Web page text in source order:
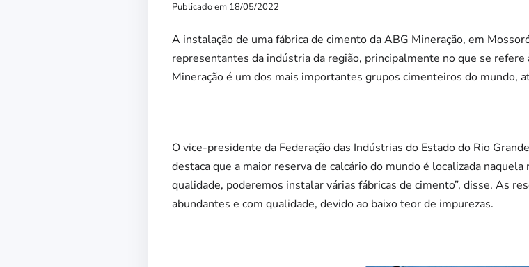
Publicado em 18/05/2022
A instalação de uma fábrica de cimento da ABG Mineração, em
representantes da indústria da região, principalmente no que se
Mineração é um dos mais importantes grupos cimenteiros do mundo,
O vice-presidente da Federação das Indústrias do Estado do Rio
destaca que a maior reserva de calcário do mundo é localizada
qualidade, poderemos instalar várias fábricas de cimento”, disse. As
abundantes e com qualidade, devido ao baixo teor de impurezas.